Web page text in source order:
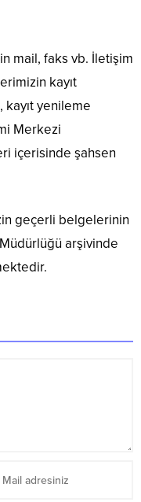
mail, faks vb. İletişim
kayıt
yenileme
Merkezi
içerisinde şahsen
geçerli belgelerinin
arşivinde